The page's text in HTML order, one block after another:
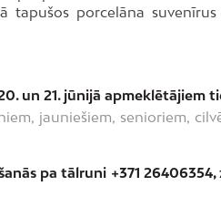
tapušos porcelāna
un 21. jūnijā apmeklētājiem
jauniešiem, senioriem,
pa tālruni +371 26406354,